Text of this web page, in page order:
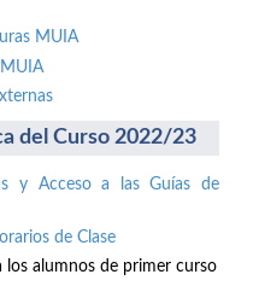
MUIA
MUIA
del Curso 2022/23
y Acceso a las Guías de
de Clase
los alumnos de primer curso